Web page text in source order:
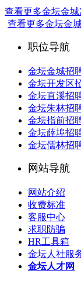
查看更多金坛金
查看更多金坛金
职位导航
金坛金城招
金坛开发区
金坛直溪招
金坛朱林招
金坛指前招
金坛薛埠招
金坛儒林招
网站导航
网站介绍
收费标准
客服中心
求职防骗
HR工具箱
金坛人社服
金坛人才网